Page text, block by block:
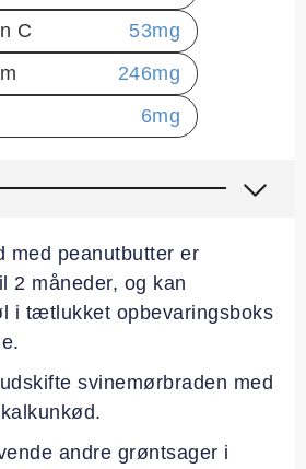
C
53mg
246mg
6mg
med peanutbutter er
2 måneder, og kan
i tætlukket opbevaringsboks
svinemørbraden med
andre grøntsager i